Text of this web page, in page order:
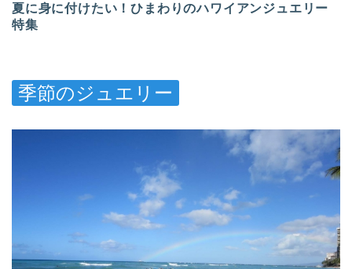
夏に身に付けたい！ひまわりのハワイアンジュエリー
特集
季節のジュエリー